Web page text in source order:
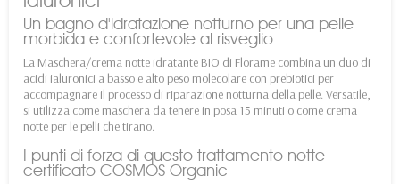
Un bagno d'idratazione notturno per una pelle
morbida e confortevole al risveglio
La Maschera/crema notte idratante BIO di Florame combina un duo di
acidi ialuronici a basso e alto peso molecolare con prebiotici per
accompagnare il processo di riparazione notturna della pelle. Versatile,
si utilizza come maschera da tenere in posa 15 minuti o come crema
notte per le pelli che tirano.
I punti di forza di questo trattamento notte
certificato COSMOS Organic